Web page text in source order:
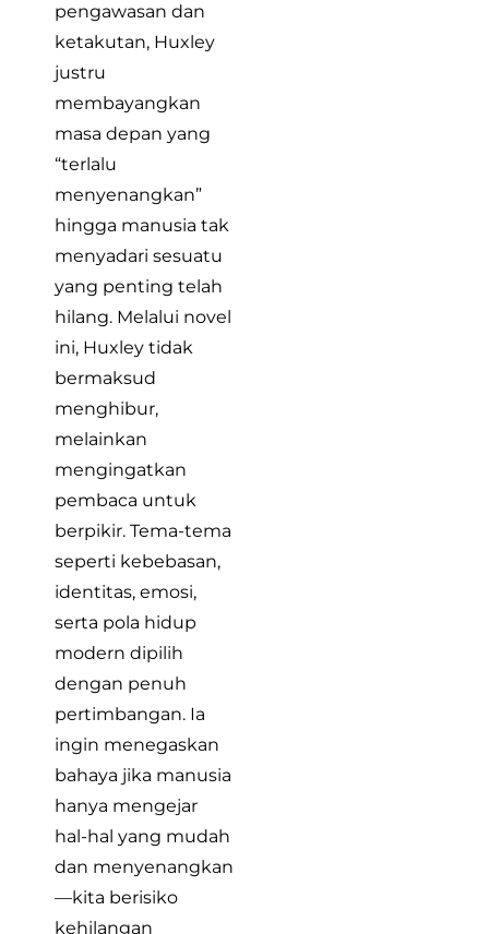
pengawasan dan
ketakutan, Huxley
justru
membayangkan
masa depan yang
“terlalu
menyenangkan”
hingga manusia tak
menyadari sesuatu
yang penting telah
hilang. Melalui novel
ini, Huxley tidak
bermaksud
menghibur,
melainkan
mengingatkan
pembaca untuk
berpikir. Tema-tema
seperti kebebasan,
identitas, emosi,
serta pola hidup
modern dipilih
dengan penuh
pertimbangan. Ia
ingin menegaskan
bahaya jika manusia
hanya mengejar
hal-hal yang mudah
dan menyenangkan
—kita berisiko
kehilangan